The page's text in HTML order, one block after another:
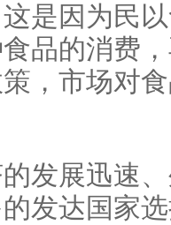
是因为民
品的消费
，市场对
发展迅速
发达国家